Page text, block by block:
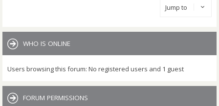
Jump to
WHO IS ONLINE
Users browsing this forum: No registered users and 1 guest
FORUM PERMISSIONS